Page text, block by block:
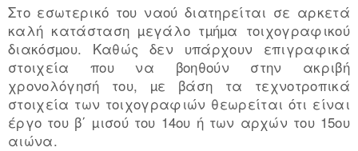
Στο εσωτερικό του ναού διατηρείται σε αρκετά
καλή κατάσταση µεγάλο τµήµα τοιχογραφικού
διακόσµου. Καθώς δεν υπάρχουν επιγραφικά
στοιχεία που να βοηθούν στην ακριβή
χρονολόγησή του, µε βάση τα τεχνοτροπικά
στοιχεία των τοιχογραφιών θεωρείται ότι είναι
έργο του β΄ µισού του 14ου ή των αρχών του 15ου
αιώνα.